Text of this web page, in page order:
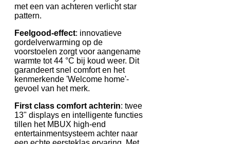
met een van achteren verlicht star
pattern.
Feelgood-effect: innovatieve
gordelverwarming op de
voorstoelen zorgt voor aangename
warmte tot 44 °C bij koud weer. Dit
garandeert snel comfort en het
kenmerkende 'Welcome home'-
gevoel van het merk.
First class comfort achterin: twee
13" displays en intelligente functies
tillen het MBUX high-end
entertainmentsysteem achter naar